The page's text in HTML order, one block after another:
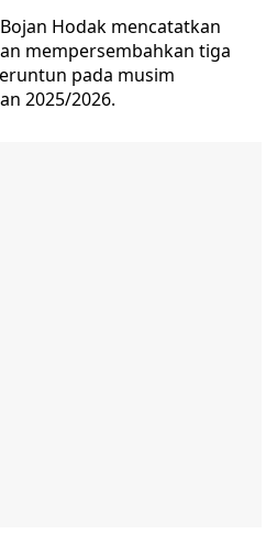
Hodak mencatatkan
mempersembahkan tiga
pada musim
2025/2026.